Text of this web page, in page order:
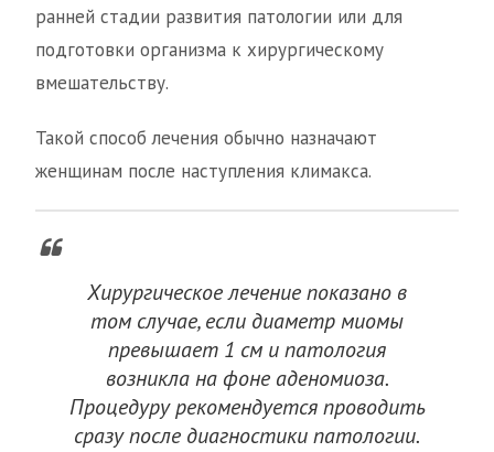
ранней стадии развития патологии или для
подготовки организма к хирургическому
вмешательству.
Такой способ лечения обычно назначают
женщинам после наступления климакса.
Хирургическое лечение показано в
том случае, если диаметр миомы
превышает 1 см и патология
возникла на фоне аденомиоза.
Процедуру рекомендуется проводить
сразу после диагностики патологии.